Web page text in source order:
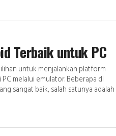
Terbaik untuk PC
untuk menjalankan platform
melalui emulator. Beberapa di
sangat baik, salah satunya adalah